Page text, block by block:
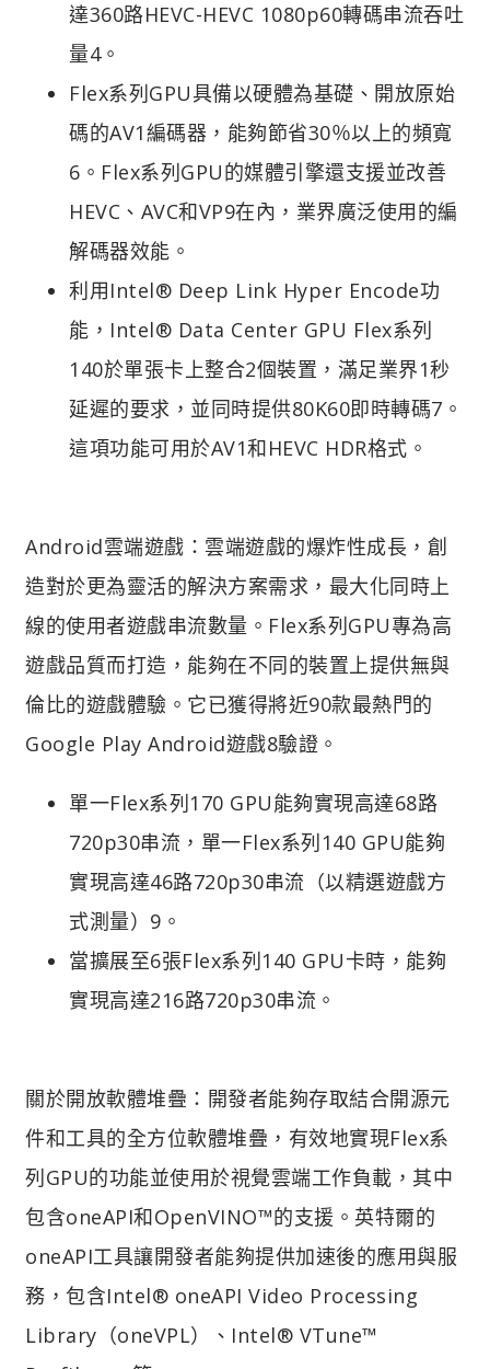
達360路HEVC-HEVC 1080p60轉碼串流吞吐
量4。
Flex系列GPU具備以硬體為基礎、開放原始
碼的AV1編碼器，能夠節省30％以上的頻寬
6。Flex系列GPU的媒體引擎還支援並改善
HEVC、AVC和VP9在內，業界廣泛使用的編
解碼器效能。
利用Intel® Deep Link Hyper Encode功
能，Intel® Data Center GPU Flex系列
140於單張卡上整合2個裝置，滿足業界1秒
延遲的要求，並同時提供80K60即時轉碼7。
這項功能可用於AV1和HEVC HDR格式。
Android雲端遊戲：雲端遊戲的爆炸性成長，創
造對於更為靈活的解決方案需求，最大化同時上
線的使用者遊戲串流數量。Flex系列GPU專為高
遊戲品質而打造，能夠在不同的裝置上提供無與
倫比的遊戲體驗。它已獲得將近90款最熱門的
Google Play Android遊戲8驗證。
單一Flex系列170 GPU能夠實現高達68路
720p30串流，單一Flex系列140 GPU能夠
實現高達46路720p30串流（以精選遊戲方
式測量）9。
當擴展至6張Flex系列140 GPU卡時，能夠
實現高達216路720p30串流。
關於開放軟體堆疊：開發者能夠存取結合開源元
件和工具的全方位軟體堆疊，有效地實現Flex系
列GPU的功能並使用於視覺雲端工作負載，其中
包含oneAPI和OpenVINO™的支援。英特爾的
oneAPI工具讓開發者能夠提供加速後的應用與服
務，包含Intel® oneAPI Video Processing
Library（oneVPL）、Intel® VTune™